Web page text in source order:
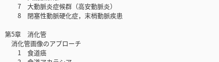
7 大動脈炎症候群（高安動脈炎）
8 閉塞性動脈硬化症，末梢動脈疾患
第5章 消化管
消化管画像のアプローチ
1 食道癌